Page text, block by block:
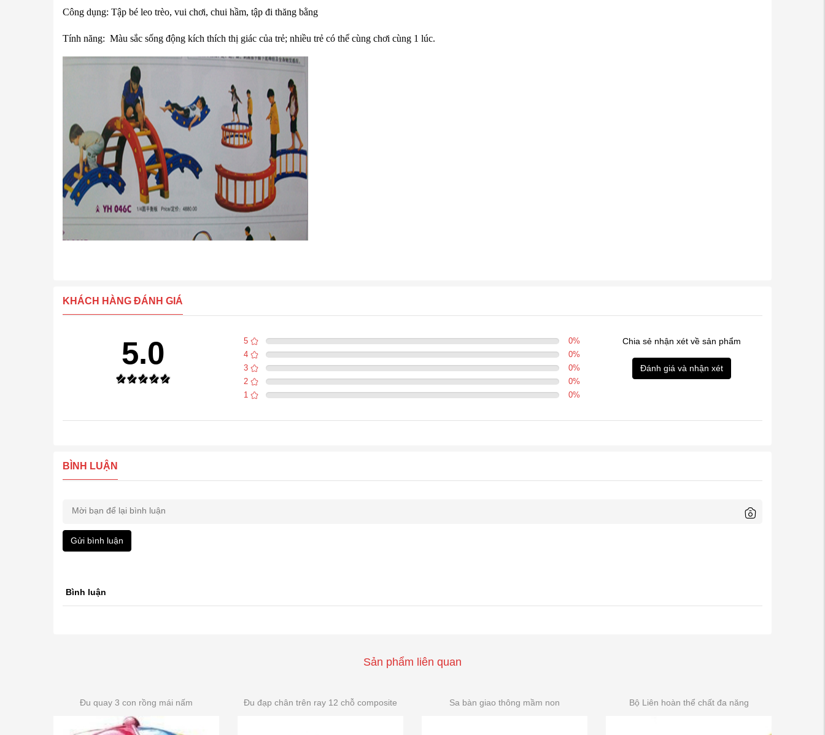
Công dụng: Tập bé leo trèo, vui chơi, chui hầm, tập đi thăng bằng
Tính năng: Màu sắc sống động kích thích thị giác của trẻ; nhiều trẻ có thể cùng chơi cùng 1 lúc.
KHÁCH HÀNG ĐÁNH GIÁ
5.0 5 0%
4
0%
3
0%
2
0%
1
0%
Chia sẻ nhận xét về sản phẩm
Đánh giá và nhận xét
BÌNH LUẬN
Gửi bình luận
Bình luận
Sản phẩm liên quan
Đu quay 3 con rồng mái nấm Đu đạp chân trên ray 12 chỗ composite Sa bàn giao thông mầm non Bộ Liên hoàn thể chất đa năng